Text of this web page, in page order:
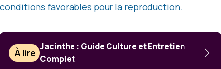
conditions favorables pour la reproduction.
À lire
Jacinthe : Guide Culture et Entretien
Complet